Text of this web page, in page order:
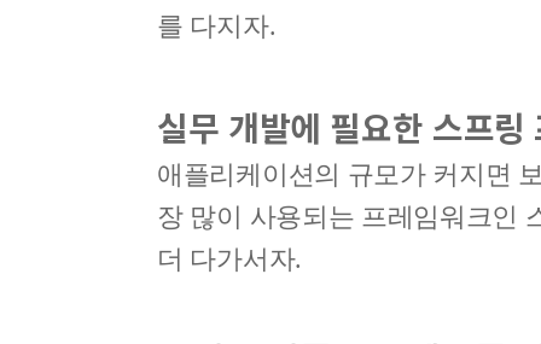
를 다지자.
실무 개발에 필요한 스프
애플리케이션의 규모가 커지면
장 많이 사용되는 프레임워크인
더 다가서자.